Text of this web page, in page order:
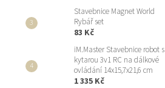
Stavebnice Magnet World
Rybář set
83 Kč
iM.Master Stavebnice robot s
kytarou 3v1 RC na dálkové
ovládání 14x15,7x21,6 cm
1 335 Kč